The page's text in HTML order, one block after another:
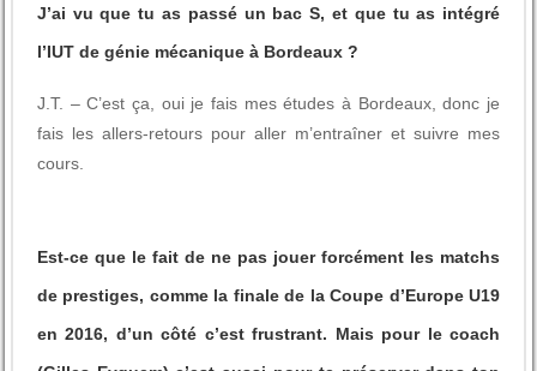
J’ai vu que tu as passé un bac S, et que tu as intégré
l’IUT de génie mécanique à Bordeaux ?
J.T. – C’est ça, oui je fais mes études à Bordeaux, donc je
fais les allers-retours pour aller m’entraîner et suivre mes
cours.
Est-ce que le fait de ne pas jouer forcément les matchs
de prestiges, comme la finale de la Coupe d’Europe U19
en 2016, d’un côté c’est frustrant. Mais pour le coach